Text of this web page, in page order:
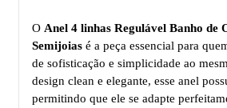
O Anel 4 linhas Regulável Banho de
Semijoias é a peça essencial para
de sofisticação e simplicidade ao
design clean e elegante, esse anel
permitindo que ele se adapte